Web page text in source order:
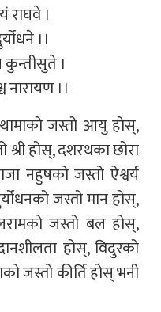
राघवे ।
।।
कुन्तीसुते ।
नारायण ।।
जस्तो आयु होस्,
होस्, दशरथका छोरा
नहुषको जस्तो ऐश्वर्य
जस्तो मान होस्,
जस्तो बल होस्,
होस्, विदुरको
जस्तो कीर्ति होस् भनी